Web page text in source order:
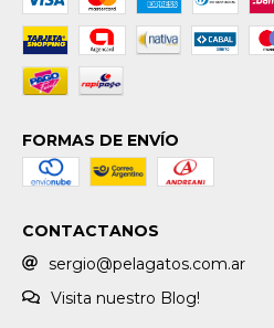
FORMAS DE ENVÍO
CONTACTANOS
sergio@pelagatos.com.ar
Visita nuestro Blog!